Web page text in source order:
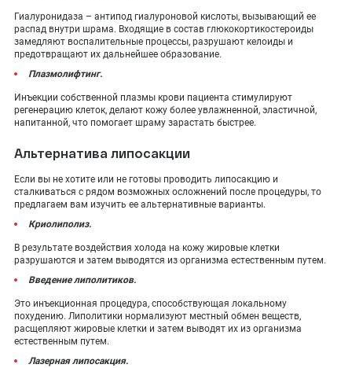
Гиалуронидаза – антипод гиалуроновой кислоты, вызывающий ее
распад внутри шрама. Входящие в состав глюкокортикостероиды
замедляют воспалительные процессы, разрушают келоиды и
предотвращают их дальнейшее образование.
Плазмолифтинг.
Инъекции собственной плазмы крови пациента стимулируют
регенерацию клеток, делают кожу более увлажненной, эластичной,
напитанной, что помогает шраму зарастать быстрее.
Альтернатива липосакции
Если вы не хотите или не готовы проводить липосакцию и
сталкиваться с рядом возможных осложнений после процедуры, то
предлагаем вам изучить ее альтернативные варианты.
Криолиполиз.
В результате воздействия холода на кожу жировые клетки
разрушаются и затем выводятся из организма естественным путем.
Введение липолитиков.
Это инъекционная процедура, способствующая локальному
похудению. Липолитики нормализуют местный обмен веществ,
расщепляют жировые клетки и затем выводят их из организма
естественным путем.
Лазерная липосакция.